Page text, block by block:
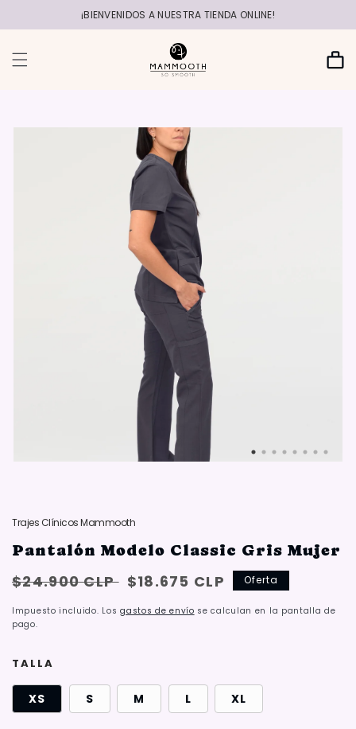
contenido
¡BIENVENIDOS A NUESTRA TIENDA ONLINE!
Carrito
Trajes Clínicos Mammooth
Pantalón Modelo Classic Gris Mujer
Precio
$24.900 CLP Oferta:
saved_amount
$18.675 CLP Oferta
Impuesto incluido. Losgastos de envío se calculan en la pantalla de
pago.
TALLA
XS S M L XL